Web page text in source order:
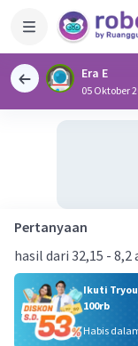
Era E
05 Oktober
Pertanyaan
hasil dari 32,15 - 8,2
Ikuti
100rb
Habis